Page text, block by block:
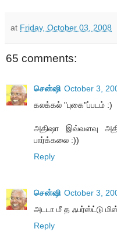
at Friday, October 03, 2008
65 comments:
சென்ஷி October 3,
கலக்கல் "புகை"ப்படம் :)
அதிஷா இவ்வளவு
பார்க்கலை :))
Reply
சென்ஷி October 3,
அடடா மீ த ஃபர்ஸ்ட்டு
Reply